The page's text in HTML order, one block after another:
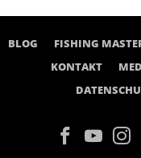
BLOG FISHING
KONTAKT